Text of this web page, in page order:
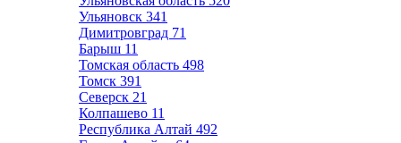
Ульяновск 341
Димитровград 71
Барыш 11
Томская область 498
Томск 391
Северск 21
Колпашево 11
Республика Алтай 492